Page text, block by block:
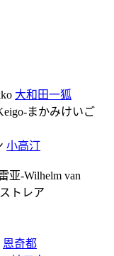
大和田一狐
小高汀
恩奇都